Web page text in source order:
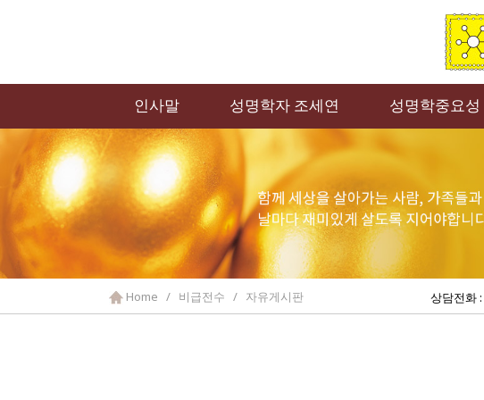
인사말 성명학자 조세연 성명학중요성
Home / 비급전수 / 자유게시판 상담전화 :